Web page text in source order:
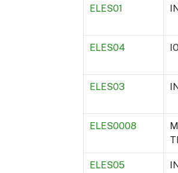
ELES01
ELES04
ELES03
ELES0008
ELES05